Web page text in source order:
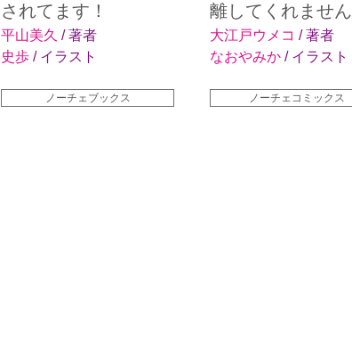
されてます！
平山美久 / 著者
史歩 / イラスト
離してくれません
大江戸ウメコ / 著者
なおやみか / イラスト
ノーチェブックス ノーチェコミックス